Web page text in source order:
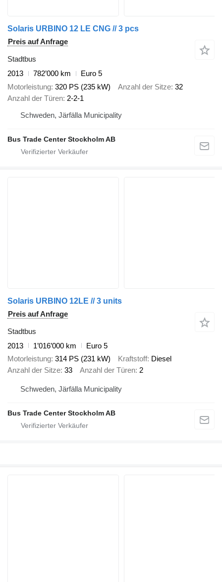
Solaris URBINO 12 LE CNG // 3 pcs
Preis auf Anfrage
Stadtbus
2013
782’000 km
Euro 5
Motorleistung 320 PS (235 kW) Anzahl der Sitze 32
Anzahl der Türen 2-2-1
Schweden, Järfälla Municipality
Bus Trade Center Stockholm AB
Solaris URBINO 12LE // 3 units
Preis auf Anfrage
Stadtbus
2013
1’016’000 km
Euro 5
Motorleistung 314 PS (231 kW) Kraftstoff Diesel
Anzahl der Sitze 33 Anzahl der Türen 2
Schweden, Järfälla Municipality
Bus Trade Center Stockholm AB